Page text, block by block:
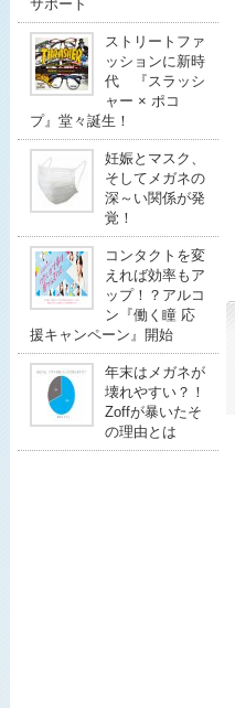
サポート
ストリートファ
ッションに新時
代 『スラッシ
ャー × ポコ
プ』堂々誕生！
妊娠とマスク、
そしてメガネの
深～い関係が発
覚！
コンタクトを変
えれば効率もア
ップ！？アルコ
ン『働く瞳 応
援キャンペーン』開始
年末はメガネが
壊れやすい？！
Zoffが暴いたそ
の理由とは